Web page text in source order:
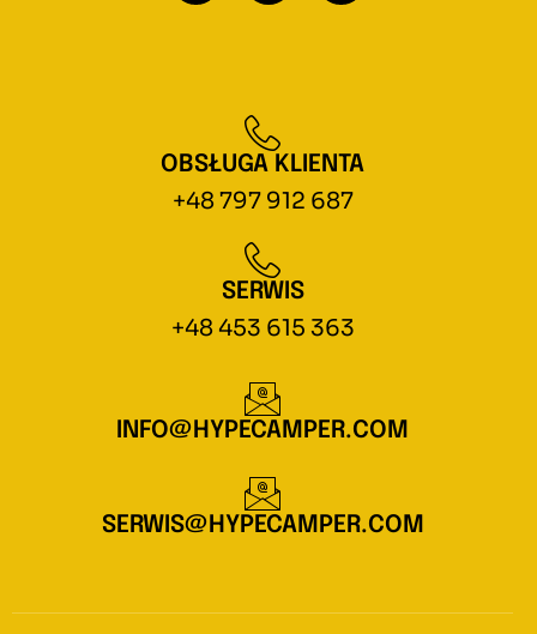
OBSŁUGA KLIENTA
+48 797 912 687
SERWIS
+48 453 615 363
INFO@HYPECAMPER.COM
SERWIS@HYPECAMPER.COM